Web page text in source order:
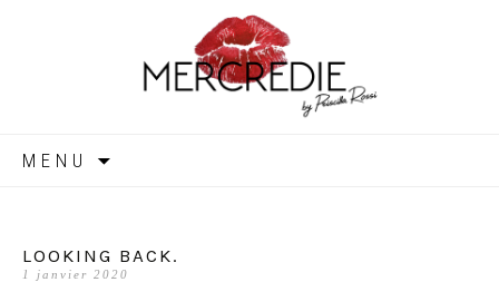
MERCREDIE
MENU
LOOKING BACK.
1 janvier 2020